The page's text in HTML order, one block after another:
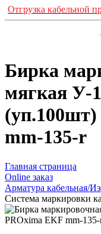
Отгрузка кабельной
Бирка
мягкая У-
mm-135-r
Главная страница
Оnline заказ
Арматура кабельная/
Система маркировки